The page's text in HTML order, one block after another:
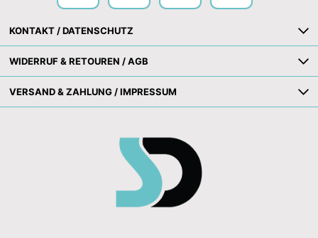
KONTAKT / DATENSCHUTZ
WIDERRUF & RETOUREN / AGB
VERSAND & ZAHLUNG / IMPRESSUM